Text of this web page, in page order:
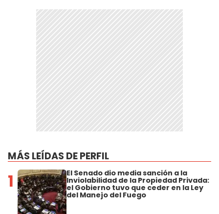
MÁS LEÍDAS DE PERFIL
1 El Senado dio media sanción a la
Inviolabilidad de la Propiedad Privada:
el Gobierno tuvo que ceder en la Ley
del Manejo del Fuego